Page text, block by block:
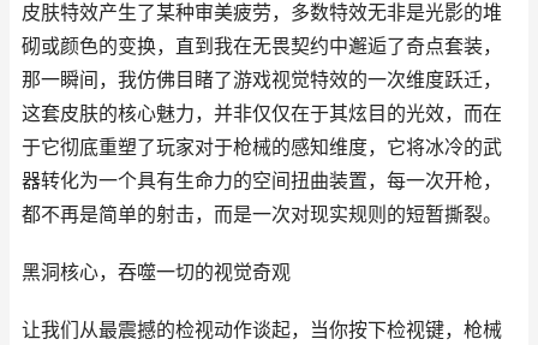
皮肤特效产生了某种审美疲劳，多数特效无非是光影的堆
砌或颜色的变换，直到我在无畏契约中邂逅了奇点套装，
那一瞬间，我仿佛目睹了游戏视觉特效的一次维度跃迁，
这套皮肤的核心魅力，并非仅仅在于其炫目的光效，而在
于它彻底重塑了玩家对于枪械的感知维度，它将冰冷的武
器转化为一个具有生命力的空间扭曲装置，每一次开枪，
都不再是简单的射击，而是一次对现实规则的短暂撕裂。
黑洞核心，吞噬一切的视觉奇观
让我们从最震撼的检视动作谈起，当你按下检视键，枪械